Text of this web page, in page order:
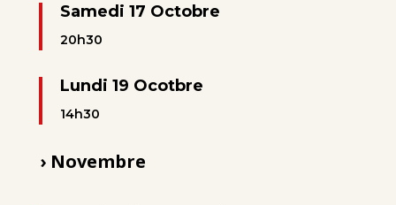
Samedi 17 Octobre
20h30
Lundi 19 Ocotbre
14h30
› Novembre